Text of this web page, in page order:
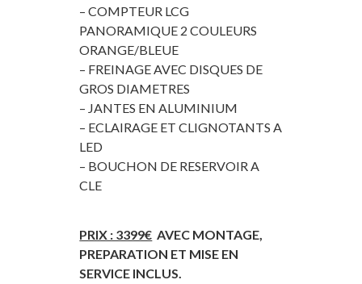
– COMPTEUR LCG
PANORAMIQUE 2 COULEURS
ORANGE/BLEUE
– FREINAGE AVEC DISQUES DE
GROS DIAMETRES
– JANTES EN ALUMINIUM
– ECLAIRAGE ET CLIGNOTANTS A
LED
– BOUCHON DE RESERVOIR A
CLE
PRIX : 3399€ AVEC MONTAGE,
PREPARATION ET MISE EN
SERVICE INCLUS.